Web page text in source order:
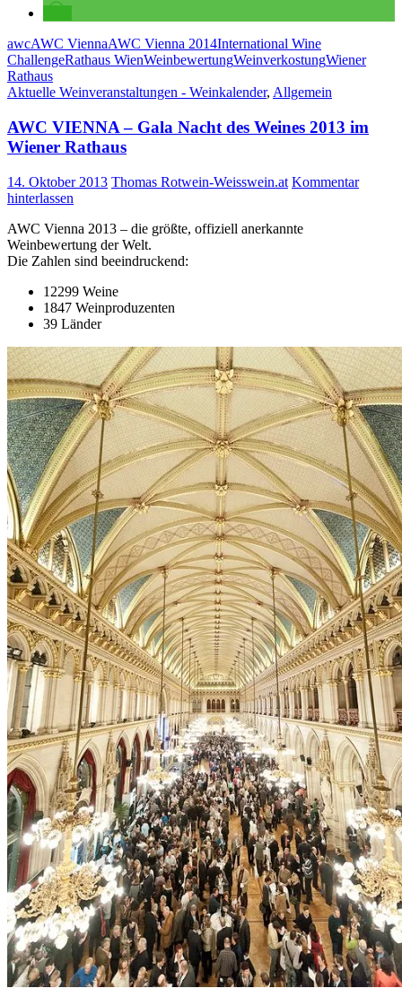
awcAWC ViennaAWC Vienna 2014International Wine
ChallengeRathaus WienWeinbewertungWeinverkostungWiener
Rathaus
Aktuelle Weinveranstaltungen - Weinkalender, Allgemein
AWC VIENNA – Gala Nacht des Weines 2013 im
Wiener Rathaus
14. Oktober 2013 Thomas Rotwein-Weisswein.at Kommentar
hinterlassen
AWC Vienna 2013 – die größte, offiziell anerkannte
Weinbewertung der Welt.
Die Zahlen sind beeindruckend:
12299 Weine
1847 Weinproduzenten
39 Länder